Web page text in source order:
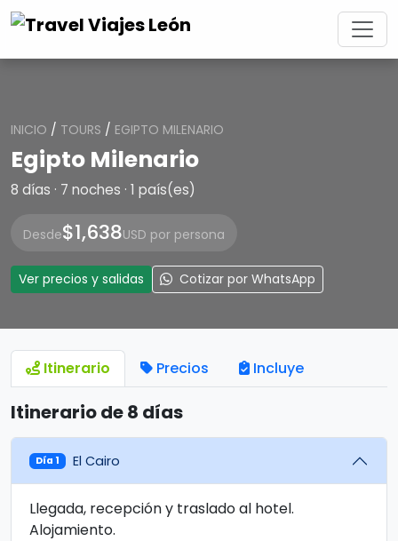
INICIO / TOURS / EGIPTO MILENARIO
Egipto Milenario
8 días · 7 noches · 1 país(es)
Desde$1,638USD por persona
Ver precios y salidas Cotizar por WhatsApp
Itinerario Precios Incluye
Itinerario de 8 días
Día 1 El Cairo
Llegada, recepción y traslado al hotel.
Alojamiento.